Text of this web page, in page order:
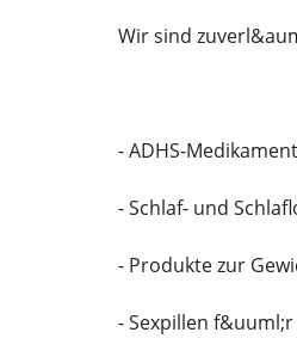
Wir sind
- ADHS-
- Schlaf- und
- Produkte zur
- Sexpillen